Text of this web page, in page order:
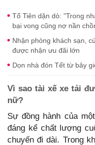
Tổ Tiên dặn dò: "Trong
bại vong cũng nợ nần
Nhận phòng khách sạn,
được nhận ưu đãi lớn
Dọn nhà đón Tết từ bây
Vì sao tài xế xe tải
nữ?
Sự đồng hành của
đáng kể chất lượng
chuyến đi dài. Trong